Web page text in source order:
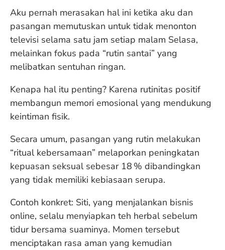
Aku pernah merasakan hal ini ketika aku dan
pasangan memutuskan untuk tidak menonton
televisi selama satu jam setiap malam Selasa,
melainkan fokus pada “rutin santai” yang
melibatkan sentuhan ringan.
Kenapa hal itu penting? Karena rutinitas positif
membangun memori emosional yang mendukung
keintiman fisik.
Secara umum, pasangan yang rutin melakukan
“ritual kebersamaan” melaporkan peningkatan
kepuasan seksual sebesar 18 % dibandingkan
yang tidak memiliki kebiasaan serupa.
Contoh konkret: Siti, yang menjalankan bisnis
online, selalu menyiapkan teh herbal sebelum
tidur bersama suaminya. Momen tersebut
menciptakan rasa aman yang kemudian